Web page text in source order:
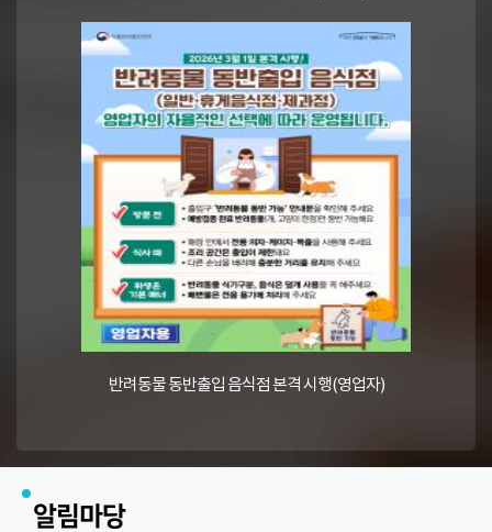
반려동물 동반출입 음식점 본격 시행(영업자)
알림마당